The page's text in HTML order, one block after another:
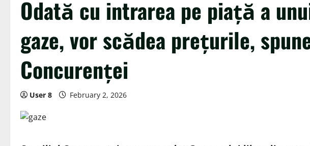
Odată cu intrarea pe piață a
gaze, vor scădea prețurile,
Concurenței
User 8 February 2, 2026